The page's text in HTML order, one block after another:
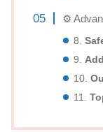
⚙
8.
9.
10.
11.